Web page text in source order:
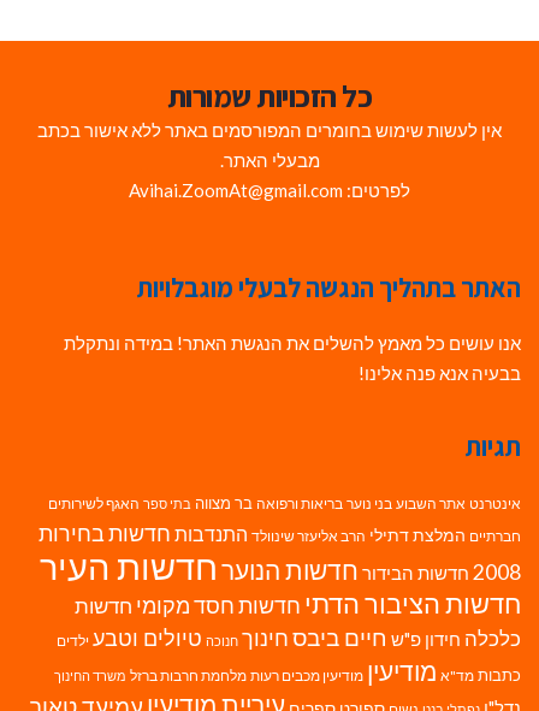
כל הזכויות שמורות
אין לעשות שימוש בחומרים המפורסמים באתר ללא אישור בכתב
מבעלי האתר.
לפרטים: Avihai.ZoomAt@gmail.com
האתר בתהליך הנגשה לבעלי מוגבלויות
אנו עושים כל מאמץ להשלים את הנגשת האתר! במידה ונתקלת
בבעיה אנא פנה אלינו!
תגיות
אינטרנט אתר השבוע בני נוער בריאות ורפואה בר מצווה בתי ספר האגף לשירותים
חברתיים המלצת דתילי הרב אליעזר שינוולד התנדבות חדשות בחירות
2008 חדשות הבידור חדשות הנוערחדשות העיר
חדשות הציבור הדתי חדשות חסד מקומי חדשות
כלכלה חידון פ"ש חיים ביבסחינוך חנוכה טיולים וטבע ילדים
כתבות מד"א מודיעין מודיעין מכבים רעות מלחמת חרבות ברזל משרד החינוך
עיריית מודיעין עמיעד טאוב